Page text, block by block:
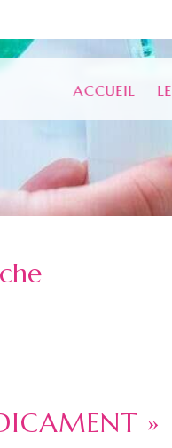
ACCUEIL
»